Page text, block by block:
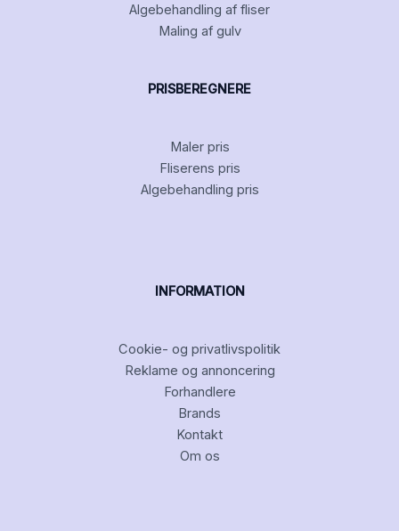
Algebehandling af fliser
Maling af gulv
PRISBEREGNERE
Maler pris
Fliserens pris
Algebehandling pris
INFORMATION
Cookie- og privatlivspolitik
Reklame og annoncering
Forhandlere
Brands
Kontakt
Om os